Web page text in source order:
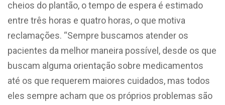
cheios do plantão, o tempo de espera é estimado
entre três horas e quatro horas, o que motiva
reclamações. “Sempre buscamos atender os
pacientes da melhor maneira possível, desde os que
buscam alguma orientação sobre medicamentos
até os que requerem maiores cuidados, mas todos
eles sempre acham que os próprios problemas são